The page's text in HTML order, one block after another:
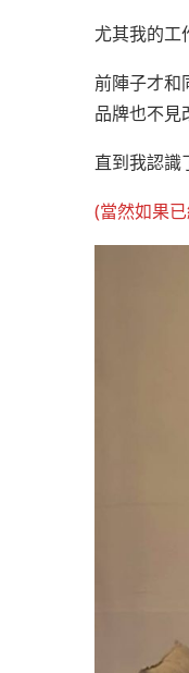
尤其我的工
前陣子才和
品牌也不見
直到我認識
(當然如果